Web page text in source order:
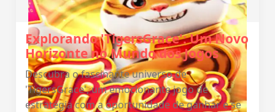
Explorando 'TigersGrace': Um Novo
Horizonte no Mundo dos Jogos
Descubra o fascinante universo de
'TigersGrace', um emocionante jogo de
estratégia com a oportunidade de ganhar e se